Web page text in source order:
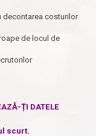
decontarea costurilor
de locul de
ȚI DATELE
scurt.